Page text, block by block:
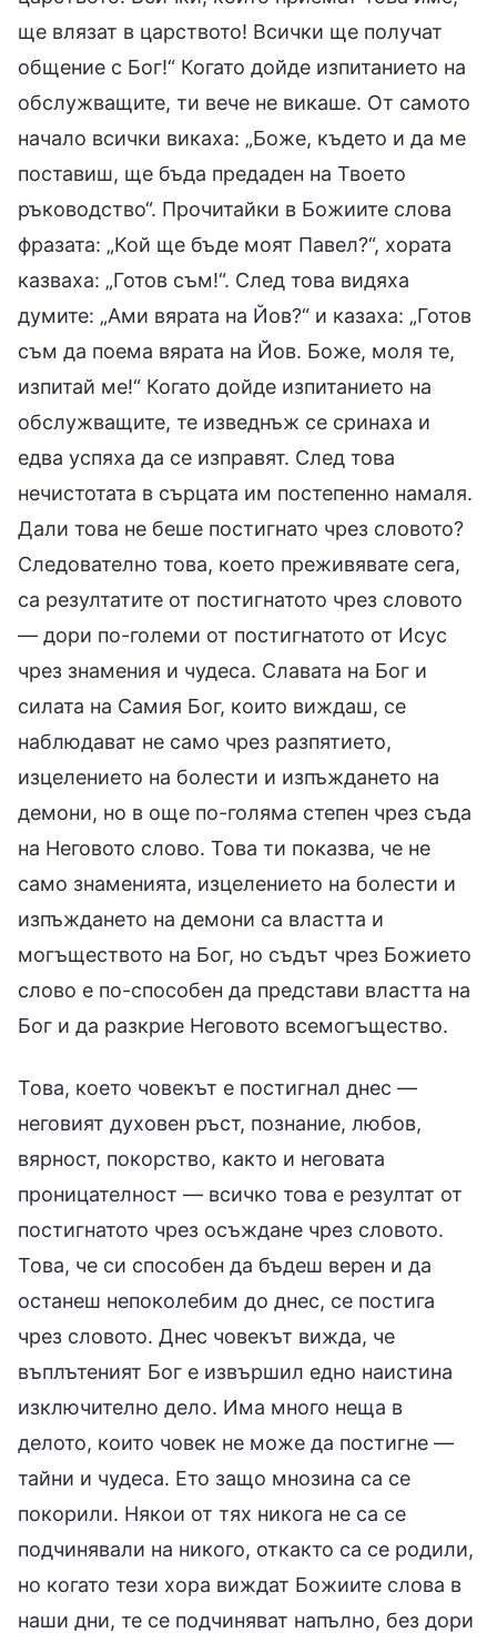
ще влязат в царството! Всички ще получат
общение с Бог!“ Когато дойде изпитанието на
обслужващите, ти вече не викаше. От самото
начало всички викаха: „Боже, където и да ме
поставиш, ще бъда предаден на Твоето
ръководство“. Прочитайки в Божиите слова
фразата: „Кой ще бъде моят Павел?“, хората
казваха: „Готов съм!“. След това видяха
думите: „Ами вярата на Йов?“ и казаха: „Готов
съм да поема вярата на Йов. Боже, моля те,
изпитай ме!“ Когато дойде изпитанието на
обслужващите, те изведнъж се сринаха и
едва успяха да се изправят. След това
нечистотата в сърцата им постепенно намаля.
Дали това не беше постигнато чрез словото?
Следователно това, което преживявате сега,
са резултатите от постигнатото чрез словото
— дори по-големи от постигнатото от Исус
чрез знамения и чудеса. Славата на Бог и
силата на Самия Бог, които виждаш, се
наблюдават не само чрез разпятието,
изцелението на болести и изпъждането на
демони, но в още по-голяма степен чрез съда
на Неговото слово. Това ти показва, че не
само знаменията, изцелението на болести и
изпъждането на демони са властта и
могъществото на Бог, но съдът чрез Божието
слово е по-способен да представи властта на
Бог и да разкрие Неговото всемогъщество.
Това, което човекът е постигнал днес —
неговият духовен ръст, познание, любов,
вярност, покорство, както и неговата
проницателност — всичко това е резултат от
постигнатото чрез осъждане чрез словото.
Това, че си способен да бъдеш верен и да
останеш непоколебим до днес, се постига
чрез словото. Днес човекът вижда, че
въплътеният Бог е извършил едно наистина
изключително дело. Има много неща в
делото, които човек не може да постигне —
тайни и чудеса. Ето защо мнозина са се
покорили. Някои от тях никога не са се
подчинявали на никого, откакто са се родили,
но когато тези хора виждат Божиите слова в
наши дни, те се подчиняват напълно, без дори